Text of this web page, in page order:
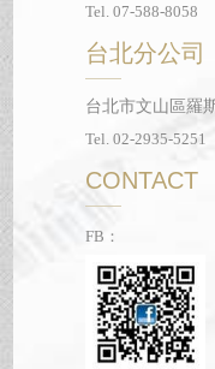
Tel. 07-588-8058
台北分公司
台北市文山區羅
Tel. 02-2935-
CONTACT
FB：